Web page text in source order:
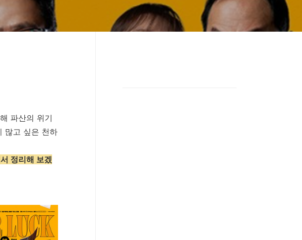
파산의 위기
많고 싶은 천하
정리해 보겠